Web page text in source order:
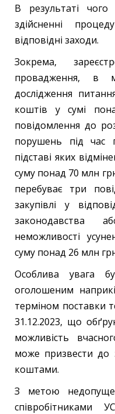
В результаті
здійсненні
відповідні заходи.
Зокрема,
провадження, в
дослідження
коштів у сумі
повідомлення до
порушень під час
підставі яких
суму понад 70 млн
перебуває три
закупівлі у
законодавства
неможливості
суму понад 26 млн
Особлива увага
оголошеним
терміном поставки
31.12.2023, що
можливість
може призвести
коштами.
З метою
співробітниками